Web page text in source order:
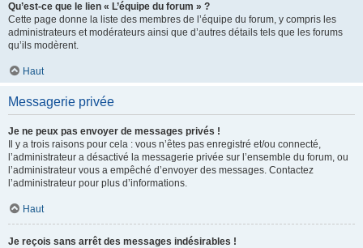
Qu’est-ce que le lien « L’équipe du forum » ?
Cette page donne la liste des membres de l’équipe du forum, y compris les
administrateurs et modérateurs ainsi que d’autres détails tels que les forums
qu’ils modèrent.
Haut
Messagerie privée
Je ne peux pas envoyer de messages privés !
Il y a trois raisons pour cela : vous n’êtes pas enregistré et/ou connecté,
l’administrateur a désactivé la messagerie privée sur l’ensemble du forum, ou
l’administrateur vous a empêché d’envoyer des messages. Contactez
l’administrateur pour plus d’informations.
Haut
Je reçois sans arrêt des messages indésirables !